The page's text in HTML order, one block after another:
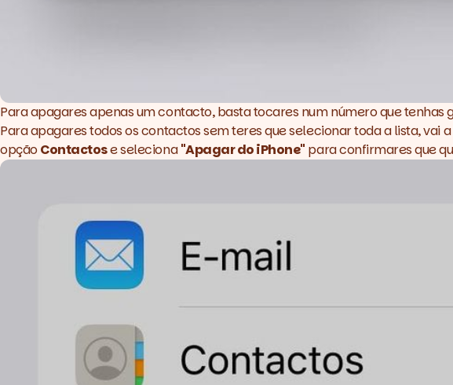
Para apagares apenas um contacto, basta tocares num número que tenhas
Para apagares todos os contactos sem teres que selecionar toda a lista, vai a
opçãoContactose seleciona"Apagar do iPhone" para confirmares que